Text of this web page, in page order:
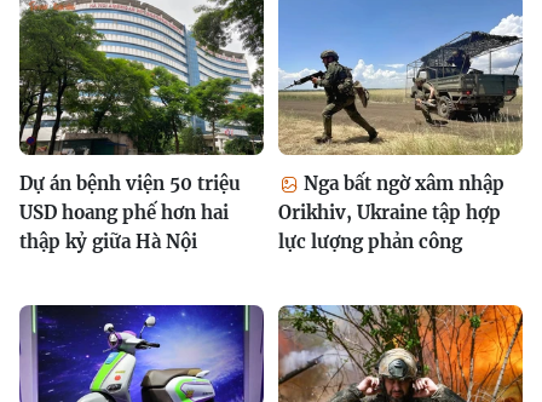
Dự án bệnh viện 50 triệu
USD hoang phế hơn hai
thập kỷ giữa Hà Nội
Nga bất ngờ xâm nhập
Orikhiv, Ukraine tập hợp
lực lượng phản công